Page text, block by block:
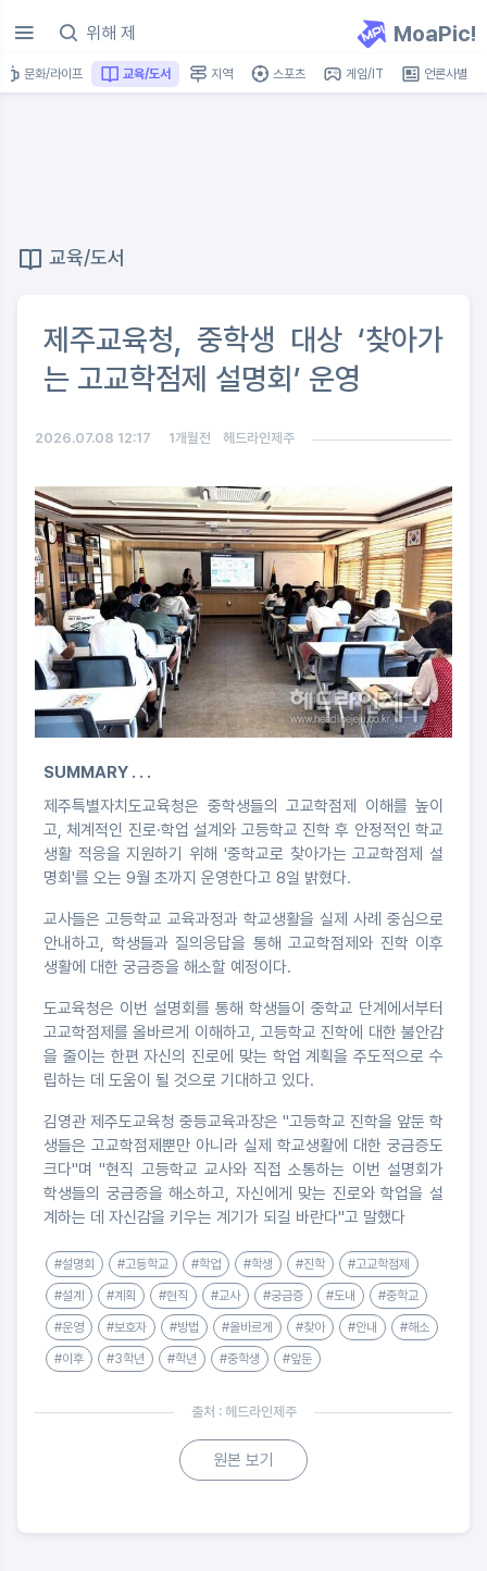
MoaPic!
문화/라이프 교육/도서 지역 스포츠 게임/IT 언론사별
교육/도서
제주교육청, 중학생 대상 ‘찾아가
는 고교학점제 설명회’ 운영
2026.07.08 12:17 1개월전 헤드라인제주
SUMMARY . . .
제주특별자치도교육청은 중학생들의 고교학점제 이해를 높이
고, 체계적인 진로·학업 설계와 고등학교 진학 후 안정적인 학교
생활 적응을 지원하기 위해 '중학교로 찾아가는 고교학점제 설
명회'를 오는 9월 초까지 운영한다고 8일 밝혔다.
교사들은 고등학교 교육과정과 학교생활을 실제 사례 중심으로
안내하고, 학생들과 질의응답을 통해 고교학점제와 진학 이후
생활에 대한 궁금증을 해소할 예정이다.
도교육청은 이번 설명회를 통해 학생들이 중학교 단계에서부터
고교학점제를 올바르게 이해하고, 고등학교 진학에 대한 불안감
을 줄이는 한편 자신의 진로에 맞는 학업 계획을 주도적으로 수
립하는 데 도움이 될 것으로 기대하고 있다.
김영관 제주도교육청 중등교육과장은 "고등학교 진학을 앞둔 학
생들은 고교학점제뿐만 아니라 실제 학교생활에 대한 궁금증도
크다"며 "현직 고등학교 교사와 직접 소통하는 이번 설명회가
학생들의 궁금증을 해소하고, 자신에게 맞는 진로와 학업을 설
계하는 데 자신감을 키우는 계기가 되길 바란다"고 말했다
#설명회 #고등학교 #학업 #학생 #진학 #고교학점제
#설계 #계획 #현직 #교사 #궁금증 #도내 #중학교
#운영 #보호자 #방법 #올바르게 #찾아 #안내 #해소
#이후 #3학년 #학년 #중학생 #앞둔
출처 : 헤드라인제주
원본 보기